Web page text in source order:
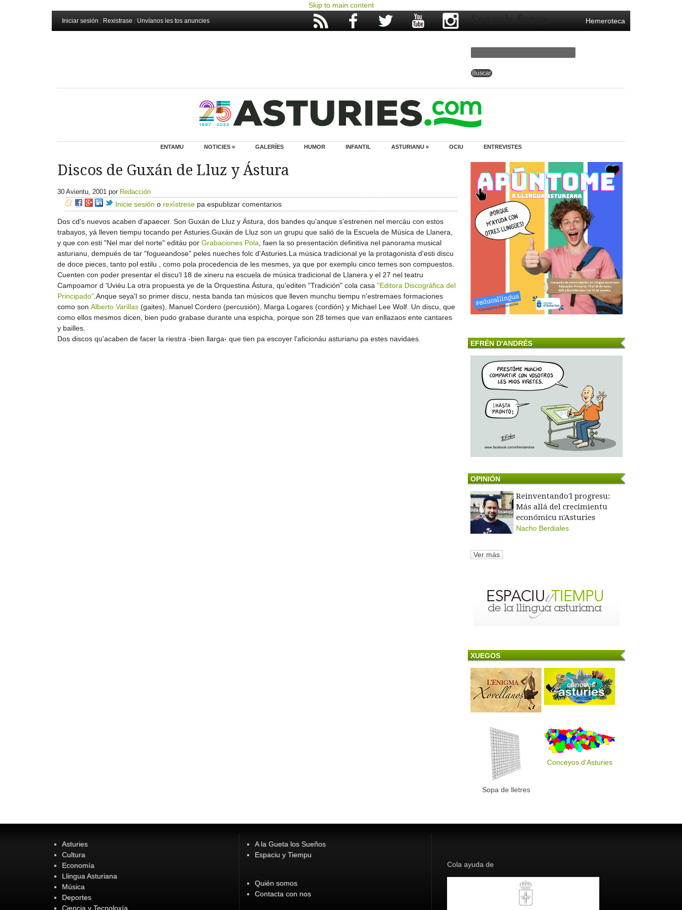
Skip to main content
Iniciar sesión Rexistrase Unvíanos les tos anuncies Hemeroteca
Search form
ENTAMU NOTICIES » GALERÍES HUMOR INFANTIL ASTURIANU » OCIU ENTREVISTES
Discos de Guxán de Lluz y Ástura
30 Avientu, 2001 por Redacción
Inicie sesión o rexístrese pa espublizar comentarios
Dos cd's nuevos acaben d'apaecer. Son Guxán de Lluz y Ástura, dos bandes qu'anque s'estrenen nel mercáu con estos
trabayos, yá lleven tiempu tocando per Asturies.Guxán de Lluz son un grupu que salió de la Escuela de Música de Llanera,
y que con esti "Nel mar del norte" editáu por Grabaciones Pola , faen la so presentación definitiva nel panorama musical
asturianu, dempués de tar "fogueandose" peles nueches folc d'Asturies.La música tradicional ye la protagonista d'esti discu
de doce pieces, tanto pol estilu , como pola procedencia de les mesmes, ya que por exemplu cinco temes son compuestos.
Cuenten con poder presentar el discu'l 18 de xineru na escuela de música tradicional de Llanera y el 27 nel teatru
Campoamor d 'Uviéu.La otra propuesta ye de la Orquestina Ástura, qu'editen "Tradición" cola casa "Editora Discográfica del
Principado" .Anque seya'l so primer discu, nesta banda tan músicos que lleven munchu tiempu n'estremaes formaciones
como son Alberto Varillas (gaites), Manuel Cordero (percusión), Marga Logares (cordión) y Michael Lee Wolf. Un discu, que
como ellos mesmos dicen, bien pudo grabase durante una espicha, porque son 28 temes que van enllazaos ente cantares
y bailles.
Dos discos qu'acaben de facer la riestra -bien llarga- que tien pa escoyer l'aficionáu asturianu pa estes navidaes.
EFRÉN D'ANDRÉS
OPINIÓN
Reinventando'l progresu:
Más allá del crecimientu
económicu n'Asturies
Nacho Berdiales
Ver más
XUEGOS
Sopa de lletres
Conceyos d'Asturies
Asturies
Cultura
Economía
Llingua Asturiana
Música
Deportes
Ciencia y Tecnoloxía
A la Gueta los Sueños
Espaciu y Tiempu
Quién somos
Contacta con nos
Cola ayuda de